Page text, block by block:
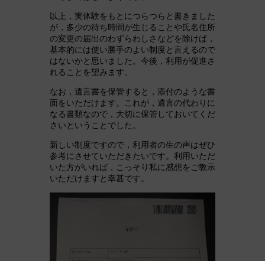
以上，実体験をもとにつらつらと書きました
が，多少の待ち時間が生じることや氏名住所
の変更の届出のわずらわしさなどを除けば，
基本的には使い勝手のよい制度と言えるので
はないかと思いました。今後，利用が促進さ
れることを望みます。
なお，遺言書を保管すると，添付のような書
面をいただけます。これが，遺言の代わりに
なる書類なので，大切に保管しておいてくだ
さいということでした。
新しい制度ですので，利用者の生の声はぜひ
参考にさせていただきたいです。利用いただ
いた方がいれば，こっそり私に感想をご教示
いただけますと幸甚です。